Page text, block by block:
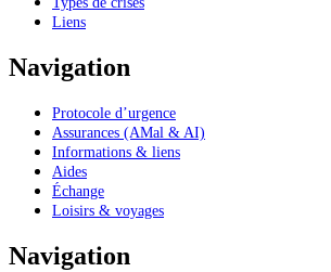
Liens
Navigation
Protocole d’urgence
Assurances (AMal & AI)
Informations & liens
Aides
Échange
Loisirs & voyages
Navigation